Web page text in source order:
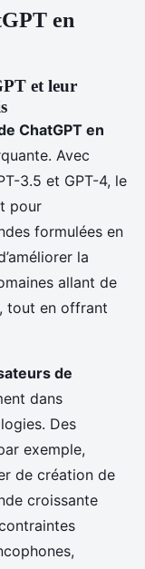
en
et leur
ChatGPT en
Avec
3.5 et GPT-4, le
pour
formulées en
la
allant de
, tout en offrant
de
dans
Des
exemple,
de création de
croissante